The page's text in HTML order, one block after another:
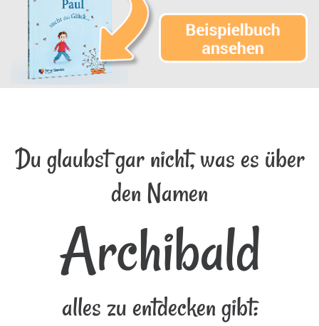
Du glaubst gar nicht, was es über
den Namen
Archibald
alles zu entdecken gibt: